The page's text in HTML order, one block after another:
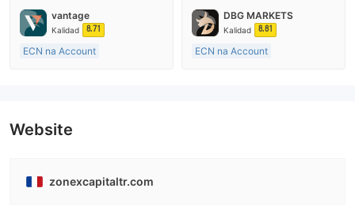
Kinokontrol sa Australia
Paggawa ng Market (MM)
Kinokontrol sa Australia
Paggawa ng Market (MM)
vantage
Kalidad 8.71
ECN na Account
Pangunahing label na MT4
DBG MARKETS
Kalidad 8.81
ECN na Account
Website
zonexcapitaltr.com